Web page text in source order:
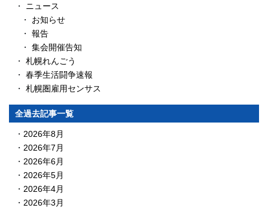
ニュース
お知らせ
報告
集会開催告知
札幌れんごう
春季生活闘争速報
札幌圏雇用センサス
全過去記事一覧
2026年8月
2026年7月
2026年6月
2026年5月
2026年4月
2026年3月